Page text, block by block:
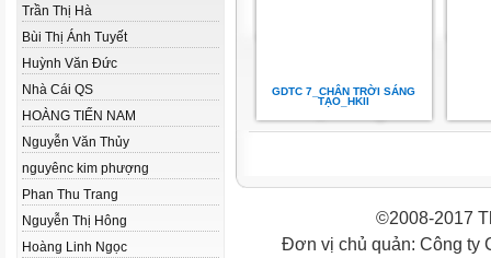
Trần Thị Hà
Bùi Thị Ánh Tuyết
Huỳnh Văn Đức
Nhà Cái QS
HOÀNG TIẾN NAM
Nguyễn Văn Thủy
nguyênc kim phượng
Phan Thu Trang
Nguyễn Thị Hông
Hoàng Linh Ngọc
GDTC 7_CHÂN TRỜI SÁNG
TẠO_HKII
©2008-2017
Đơn vị chủ quản: Công ty